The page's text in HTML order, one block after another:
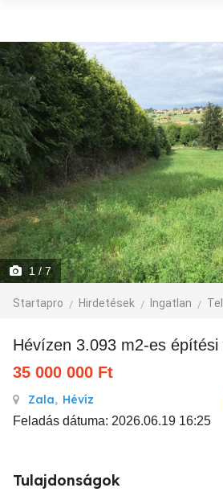
1 / 7
Startapro Hirdetések Ingatlan
Hévízen 3.093 m2-es
35 000 000 Ft
Zala, Hévíz
Feladás dátuma: 2026.06.19 16:25
Tulajdonságok